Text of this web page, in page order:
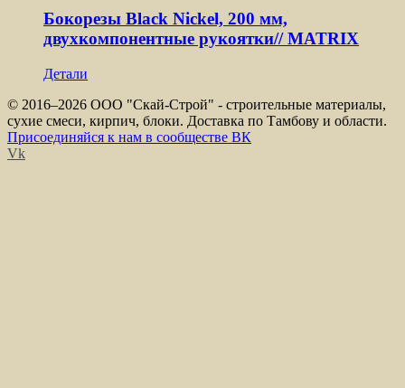
Бокорезы Black Nickel, 200 мм,
двухкомпонентные рукоятки// MATRIX
Детали
© 2016–2026 ООО "Скай-Строй" - строительные материалы,
сухие смеси, кирпич, блоки. Доставка по Тамбову и области.
Присоединяйся к нам в сообществе ВК
Vk